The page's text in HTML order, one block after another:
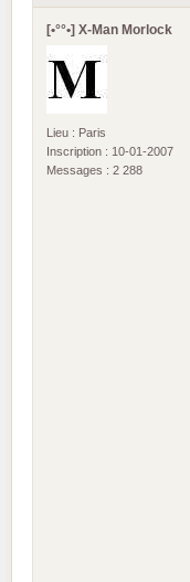
[•°°•] X-Man Morlock
Lieu : Paris
Inscription : 10-01-2007
Messages : 2 288